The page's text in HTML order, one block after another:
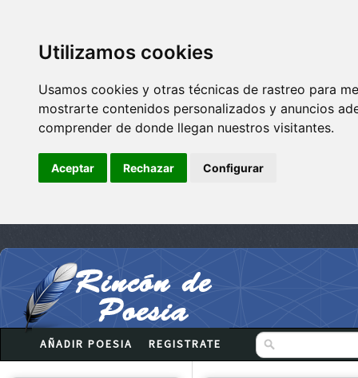
Utilizamos cookies
Usamos cookies y otras técnicas de rastreo para
mostrarte contenidos personalizados y anuncios
comprender de donde llegan nuestros visitantes.
Aceptar Rechazar Configurar
AÑADIR POESIA REGISTRATE